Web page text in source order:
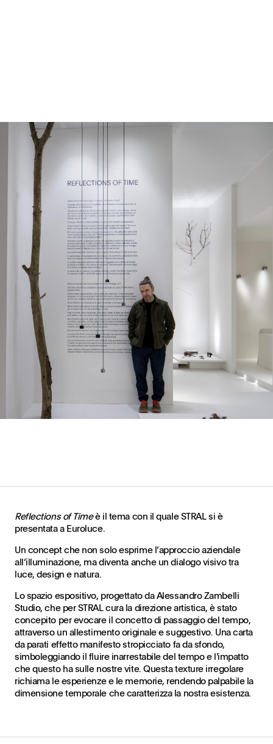
Reflections of Timeè il tema con il quale STRAL si è
presentata a Euroluce.
Un concept che non solo esprime l’approccio aziendale
all’illuminazione, ma diventa anche un dialogo visivo tra
luce, design e natura.
Lo spazio espositivo, progettato da Alessandro Zambelli
Studio, che per STRAL cura la direzione artistica, è stato
concepito per evocare il concetto di passaggio del tempo,
attraverso un allestimento originale e suggestivo. Una carta
da parati effetto manifesto stropicciato fa da sfondo,
simboleggiando il fluire inarrestabile del tempo e l'impatto
che questo ha sulle nostre vite. Questa texture irregolare
richiama le esperienze e le memorie, rendendo palpabile la
dimensione temporale che caratterizza la nostra esistenza.